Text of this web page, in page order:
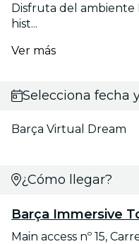
Disfruta del ambiente
hist...
Ver más
Selecciona fecha
Barça Virtual Dream
¿Cómo llegar?
Barça Immersive
Main access nº 15,